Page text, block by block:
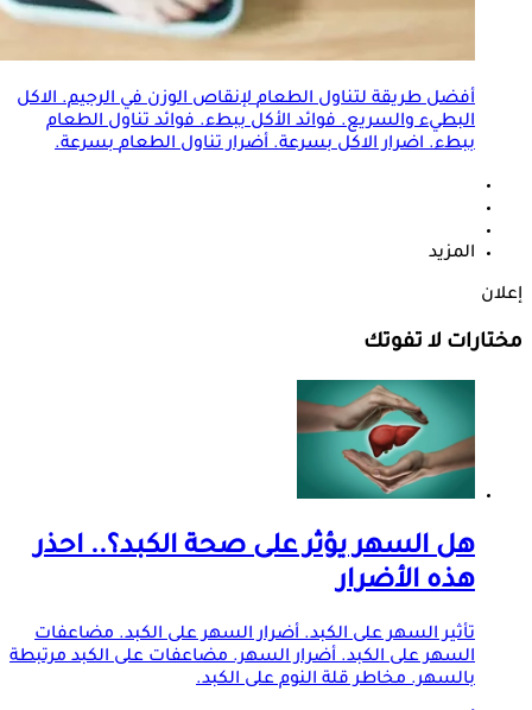
أفضل طريقة لتناولالطعاملإنقاص الوزن في الرجيم. الاكل
البطيء والسريع. فوائد الأكل ببطء. فوائد تناولالطعام
ببطء. اضرار الاكل بسرعة. أضرار تناولالطعامبسرعة.
المزيد
إعلان
مختارات لا تفوتك
هل السهر يؤثر على صحة الكبد؟.. احذر
هذه الأضرار
تأثير السهر على الكبد. أضرار السهر على الكبد. مضاعفات
السهر على الكبد. أضرار السهر. مضاعفات على الكبد مرتبطة
بالسهر. مخاطر قلة النوم على الكبد.